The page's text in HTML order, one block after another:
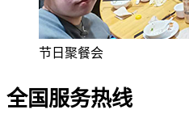
节日聚餐会
全国服务热线